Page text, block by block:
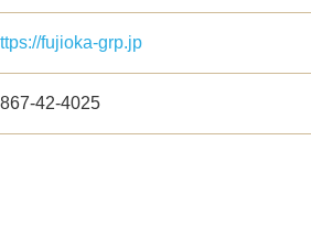
fujioka-grp.jp
42-4025